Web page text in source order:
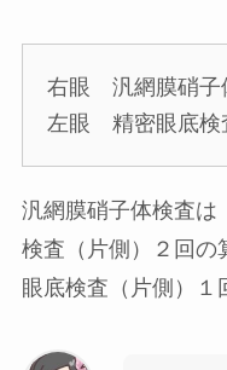
右眼 汎網膜硝子
左眼 精密眼底検
汎網膜硝子体検査は
検査（片側）２回の
眼底検査（片側）１